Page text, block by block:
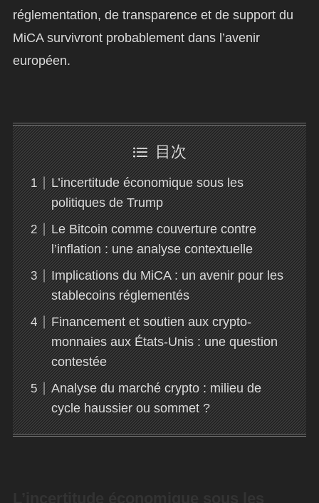
réglementation, de transparence et de support du
MiCA survivront probablement dans l’avenir
européen.
目次
L’incertitude économique sous les
politiques de Trump
Le Bitcoin comme couverture contre
l’inflation : une analyse contextuelle
Implications du MiCA : un avenir pour les
stablecoins réglementés
Financement et soutien aux crypto-
monnaies aux États-Unis : une question
contestée
Analyse du marché crypto : milieu de
cycle haussier ou sommet ?